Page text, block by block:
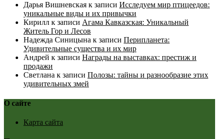
Дарья Вишневская к записи Исследуем мир птицеедов:
уникальные виды и их привычки
Кирилл к записи Агама Кавказская: Уникальный
Житель Гор и Лесов
Надежда Синицына к записи Перипланета:
Удивительные существа и их мир
Андрей к записи Награды на выставках: престиж и
продажи
Светлана к записи Полозы: тайны и разнообразие этих
удивительных змей
О сайте
Карта сайта